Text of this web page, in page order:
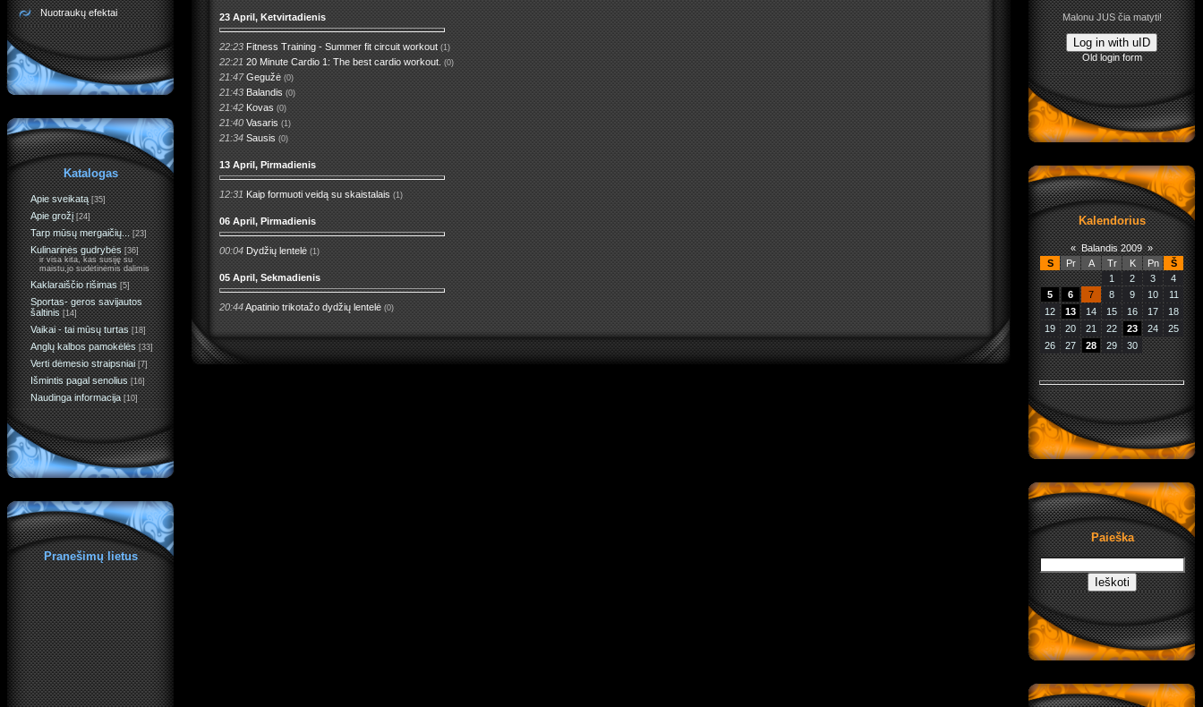
Nuotraukų efektai
Katalogas
Apie sveikatą [35]
Apie grožį [24]
Tarp mūsų mergaičių... [23]
Kulinarinės gudrybės [36]
ir visa kita, kas susiję su
maistu,jo sudėtinėmis dalimis
Kaklaraiščio rišimas [5]
Sportas- geros savijautos
šaltinis [14]
Vaikai - tai mūsų turtas [18]
Anglų kalbos pamokėlės [33]
Verti dėmesio straipsniai [7]
Išmintis pagal senolius [16]
Naudinga informacija [10]
Pranešimų lietus
23 April, Ketvirtadienis
22:23 Fitness Training - Summer fit circuit workout (1)
22:21 20 Minute Cardio 1: The best cardio workout. (0)
21:47 Gegužė (0)
21:43 Balandis (0)
21:42 Kovas (0)
21:40 Vasaris (1)
21:34 Sausis (0)
13 April, Pirmadienis
12:31 Kaip formuoti veidą su skaistalais (1)
06 April, Pirmadienis
00:04 Dydžių lentelė (1)
05 April, Sekmadienis
20:44Apatinio trikotažo dydžių lentelė (0)
Malonu JUS čia matyti!
Log in with uID
Old login form
Kalendorius
« Balandis 2009 »
S
Pr A Tr K Pn
Š
1
2 3
4
5
6 7 8 9 10
11
12
13 14 15 16 17
18
19
20 21 22 23 24
25
26
27 28 29 30
Paieška